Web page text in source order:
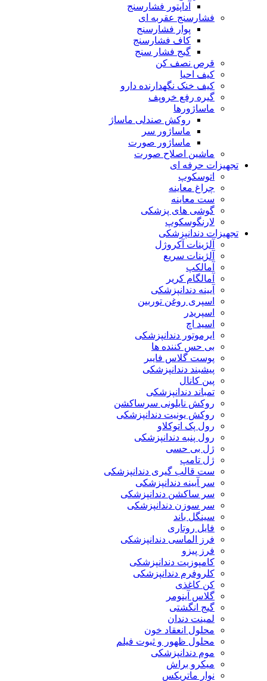
آداپتور فشارسنج
فشارسنج عقربه ای
پوار فشارسنج
کاف فشارسنج
گیج فشار سنج
قرص نصف کن
کیف احیا
کیف خنک نگهدارنده دارو
گیره رفع خروپف
ماساژورها
روکش صندلی ماساژ
ماساژور سر
ماساژور صورت
ماشین اصلاح صورت
تجهیزات حرفه ای
اتوسکوپ
چراغ معاینه
ست معاینه
گوشی های پزشکی
لارنگوسکوپ
تجهیزات دندانپزشکی
آلژینات آکروژل
آلژینات سریع
آمالکپ
آمالگام کریر
آیینه دندانپزشکی
اسپری روغن توربین
اسپریدر
اسید اچ
ایرموتور دندانپزشکی
بی حس کننده ها
پوست گلاس فایبر
پیشبند دندانپزشکی
پین کانال
تمباند دندانپزشکی
روکش نایلونی سرساکشن
روکش یونیت دندانپزشکی
رول پک اتوکلاو
رول پنبه دندانپزشکی
ژل بی حسی
ژل تامپ
ست قالب گیری دندانپزشکی
سر آیینه دندانپزشکی
سر ساکشن دندانپزشکی
سر سوزن دندانپزشکی
سینگل باند
فایل روتاری
فرز الماسی دندانپزشکی
فرز پیزو
کامپوزیت دندانپزشکی
کلروفرم دندانپزشکی
کن کاغذی
گلاس آینومر
گیج انگشتی
لمینت دندان
محلول انعقاد خون
محلول ظهور و ثبوت فیلم
موم دندانپزشکی
میکرو براش
نوار ماتریکس